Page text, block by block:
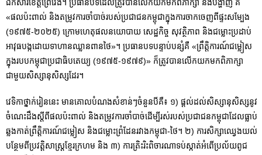
ឯកសារខេត្តព្រៃវែង។ ប្រធានបទដែលត្រូវបានលើកយកមកពិភាក្សា និងបង្ហាញ គឺ
«ផលប៉ះពាល់ និងតម្រូវការចាំបាច់របស់ប្រជាជនកម្ពុជាក្នុងការចាកចេញពីផ្ទះសម្បែង
(១៩៧៥-២០២៥) ក្រោមហេតុផលនយោបាយ សេដ្ឋកិច្ច សុវត្ថិភាព និងជម្លោះប្រដាប់
អាវុធបង្កដោយទាហានឈ្លានពានថៃ»។ ប្រធានបទបន្ទាប់បន្សំគឺ «ព្រឹត្តិការណ៍ជម្លៀស
ក្នុងរបបកម្ពុជាប្រជាធិបតេយ្យ (១៩៧៥-១៩៧៩)» ក៏ត្រូវបានលើកយកមកពិភាក្សា
ជាមួយសិស្សានុសិស្សដែរ។
វេទិកាថ្នាក់រៀននេះ មានគោលបំណងសំខាន់ៗចំនួនបីគឺ៖ ១) ផ្តល់ដល់សិស្សានុសិស្សនូវ
ចំណេះដឹងស្តីពីផលប៉ះពាល់ និងតម្រូវការចាំបាច់ដើម្បីរស់របស់ប្រជាជនកម្ពុជាដែលធ្លាប់
ឆ្លងកាត់ព្រឹត្តិការណ៍ជម្លៀស និងជម្លោះព្រំដែនរវាងកម្ពុជា-ថៃ។ ២) ការសិក្សាឈ្វេងយល់
បន្ថែមពីប្រវត្តិសាស្រ្តខ្មែរក្រហម និង ៣) ការត្រិះរិះពិចារណាទប់ស្កាត់អំពើប្រល័យពូជ